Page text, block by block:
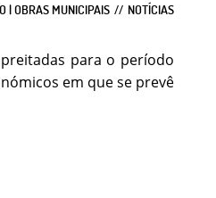
| OBRAS MUNICIPAIS NOTÍCIAS
para o período
em que se prevê